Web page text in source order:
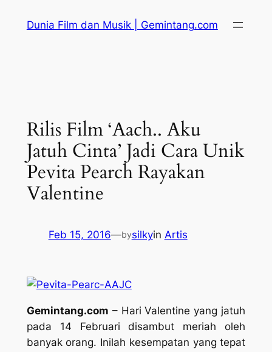
Dunia Film dan Musik | Gemintang.com
Rilis Film ‘Aach.. Aku
Jatuh Cinta’ Jadi Cara Unik
Pevita Pearch Rayakan
Valentine
Feb 15, 2016—bysilkyin Artis
Gemintang.com – Hari Valentine yang jatuh
pada 14 Februari disambut meriah oleh
banyak orang. Inilah kesempatan yang tepat